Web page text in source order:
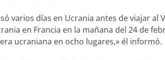
varios días en Ucrania antes de viajar al
en Francia en la mañana del 24 de
ucraniana en ocho lugares,» él informó.